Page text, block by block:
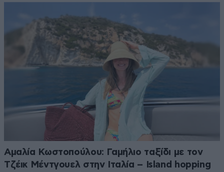
Αμαλία Κωστοπούλου: Γαμήλιο ταξίδι με τον
Τζέικ Μέντγουελ στην Ιταλία – Island hopping